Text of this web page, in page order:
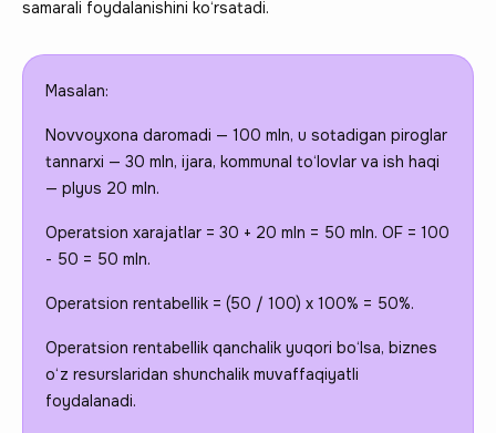
samarali foydalanishini ko‘rsatadi.
Masalan:
Novvoyxona daromadi — 100 mln, u sotadigan piroglar
tannarxi — 30 mln, ijara, kommunal to‘lovlar va ish haqi
— plyus 20 mln.
Operatsion xarajatlar = 30 + 20 mln = 50 mln. OF = 100
- 50 = 50 mln.
Operatsion rentabellik = (50 / 100) x 100% = 50%.
Operatsion rentabellik qanchalik yuqori bo‘lsa, biznes
o‘z resurslaridan shunchalik muvaffaqiyatli
foydalanadi.